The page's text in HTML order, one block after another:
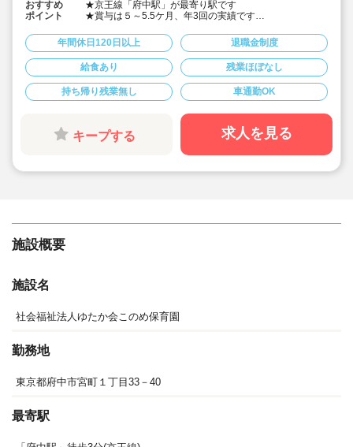
おすすめ
ポイント
★京王線「府中駅」が最寄り駅です
★賞与は５～5.5ケ月、年3回の実績です
★有給休暇、夏季休暇（５日）などの休暇があります。
休暇は完全週休二日制休。休暇もしっかりあるのでプラ
イベートも充実して勤務できます
★自由遊びが多く、晴れた日は近所の公園に散歩に行き
ます。遊ぶことを中心としている保育です
★社保雇用保険、退職制度完備、家賃補助もあり福利厚
生充実しています
★給食・おやつはおいしいと評判です。
国産の食材、添加物の不使用等、安心な給食をお昼にし
っかりとれます。
★子どもの発達を専門に相談することのできる法人専属
の心理相談員と契約をしています。心理相談員が講師と
なる研修（年４回程度）も大変好評です
年間休日120日以上 退職金制度
給食あり 残業ほぼなし
持ち帰り残業無し 車通勤OK
キープする 求人を見る
施設概要
施設名
社会福祉法人ゆたか会このめ保育園
勤務地
東京都府中市宮町１丁目33－40
最寄駅